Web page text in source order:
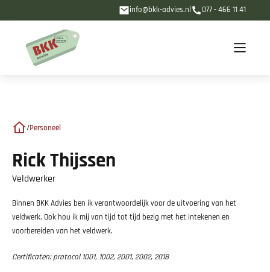
info@bkk-advies.nl 077 - 466 11 41
/Personeel
Rick Thijssen
Veldwerker
Binnen BKK Advies ben ik verantwoordelijk voor de uitvoering van het
veldwerk. Ook hou ik mij van tijd tot tijd bezig met het intekenen en
voorbereiden van het veldwerk.
Certificaten: protocol 1001, 1002, 2001, 2002, 2018